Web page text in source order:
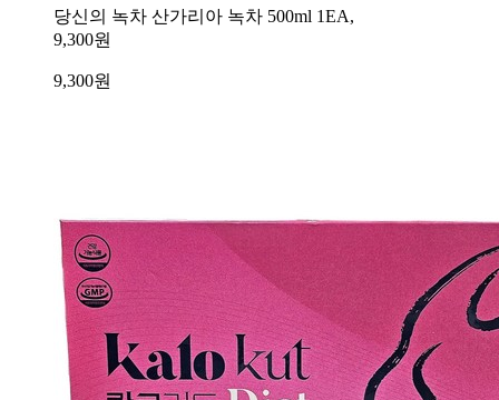
당신의 녹차 산가리아 녹차 500ml 1EA,
9,300원
9,300원